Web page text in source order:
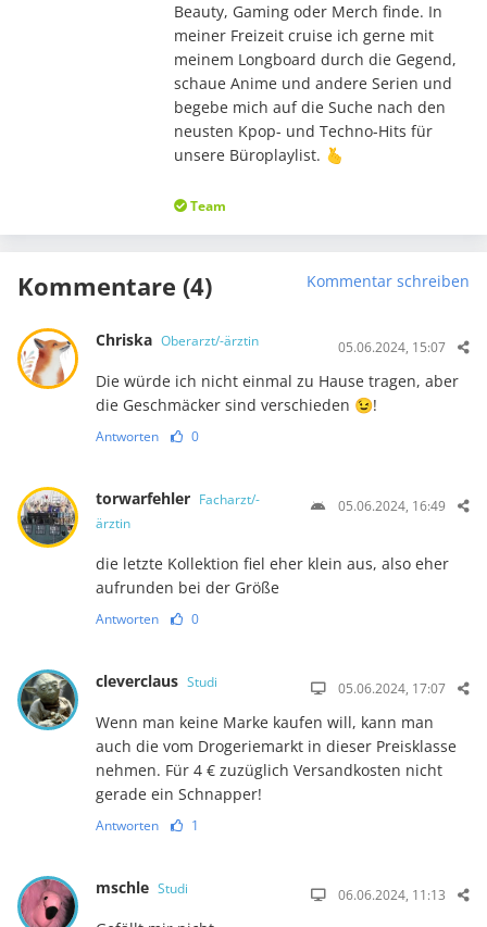
Beauty, Gaming oder Merch finde. In
meiner Freizeit cruise ich gerne mit
meinem Longboard durch die Gegend,
schaue Anime und andere Serien und
begebe mich auf die Suche nach den
neusten Kpop- und Techno-Hits für
unsere Büroplaylist. 🫰
Team
Kommentare (4) Kommentar schreiben
Chriska Oberarzt/-ärztin 05.06.2024, 15:07
Die würde ich nicht einmal zu Hause tragen, aber
die Geschmäcker sind verschieden 😉!
Antworten 0
torwarfehler Facharzt/-
ärztin
05.06.2024, 16:49
die letzte Kollektion fiel eher klein aus, also eher
aufrunden bei der Größe
Antworten 0
cleverclaus Studi 05.06.2024, 17:07
Wenn man keine Marke kaufen will, kann man
auch die vom Drogeriemarkt in dieser Preisklasse
nehmen. Für 4 € zuzüglich Versandkosten nicht
gerade ein Schnapper!
Antworten 1
mschle Studi 06.06.2024, 11:13